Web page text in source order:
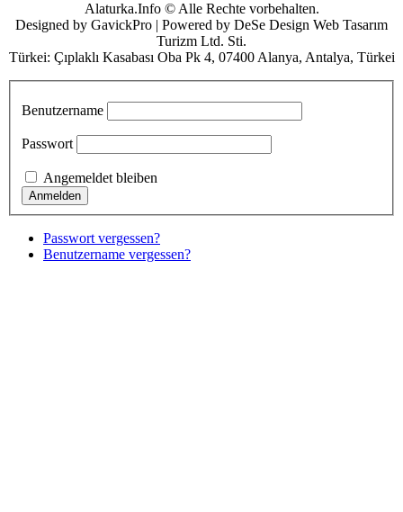
Alaturka.Info © Alle Rechte vorbehalten.
Designed by GavickPro | Powered by DeSe Design Web Tasarım
Turizm Ltd. Sti.
Türkei: Çıplaklı Kasabası Oba Pk 4, 07400 Alanya, Antalya, Türkei
Benutzername
Passwort
Angemeldet bleiben
Passwort vergessen?
Benutzername vergessen?